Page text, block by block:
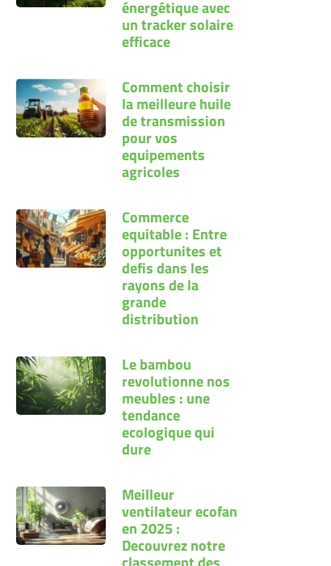
énergétique avec
un tracker solaire
efficace
Comment choisir
la meilleure huile
de transmission
pour vos
equipements
agricoles
Commerce
equitable : Entre
opportunites et
defis dans les
rayons de la
grande
distribution
Le bambou
revolutionne nos
meubles : une
tendance
ecologique qui
dure
Meilleur
ventilateur ecofan
en 2025 :
Decouvrez notre